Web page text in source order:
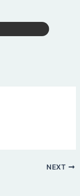
NEXT